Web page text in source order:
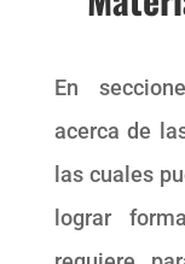
En
acerca de
las cuales
lograr